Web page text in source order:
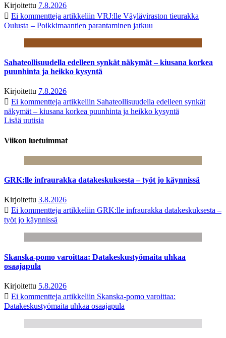
Kirjoitettu 7.8.2026
Ei kommentteja artikkeliin VRJ:lle Väyläviraston tieurakka
Oulusta – Poikkimaantien parantaminen jatkuu
Sahateollisuudella edelleen synkät näkymät – kiusana korkea
puunhinta ja heikko kysyntä
Kirjoitettu 7.8.2026
Ei kommentteja artikkeliin Sahateollisuudella edelleen synkät
näkymät – kiusana korkea puunhinta ja heikko kysyntä
Lisää uutisia
Viikon luetuimmat
GRK:lle infraurakka datakeskuksesta – työt jo käynnissä
Kirjoitettu 3.8.2026
Ei kommentteja artikkeliin GRK:lle infraurakka datakeskuksesta –
työt jo käynnissä
Skanska-pomo varoittaa: Datakeskustyömaita uhkaa
osaajapula
Kirjoitettu 5.8.2026
Ei kommentteja artikkeliin Skanska-pomo varoittaa:
Datakeskustyömaita uhkaa osaajapula